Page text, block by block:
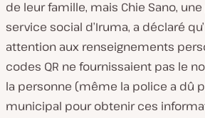
de leur famille, mais Chie Sano,
service social d’Iruma, a déclaré
attention aux renseignements
codes QR ne fournissaient pas le
la personne (même la police a dû
municipal pour obtenir ces